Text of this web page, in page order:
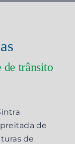
de trânsito
de
de